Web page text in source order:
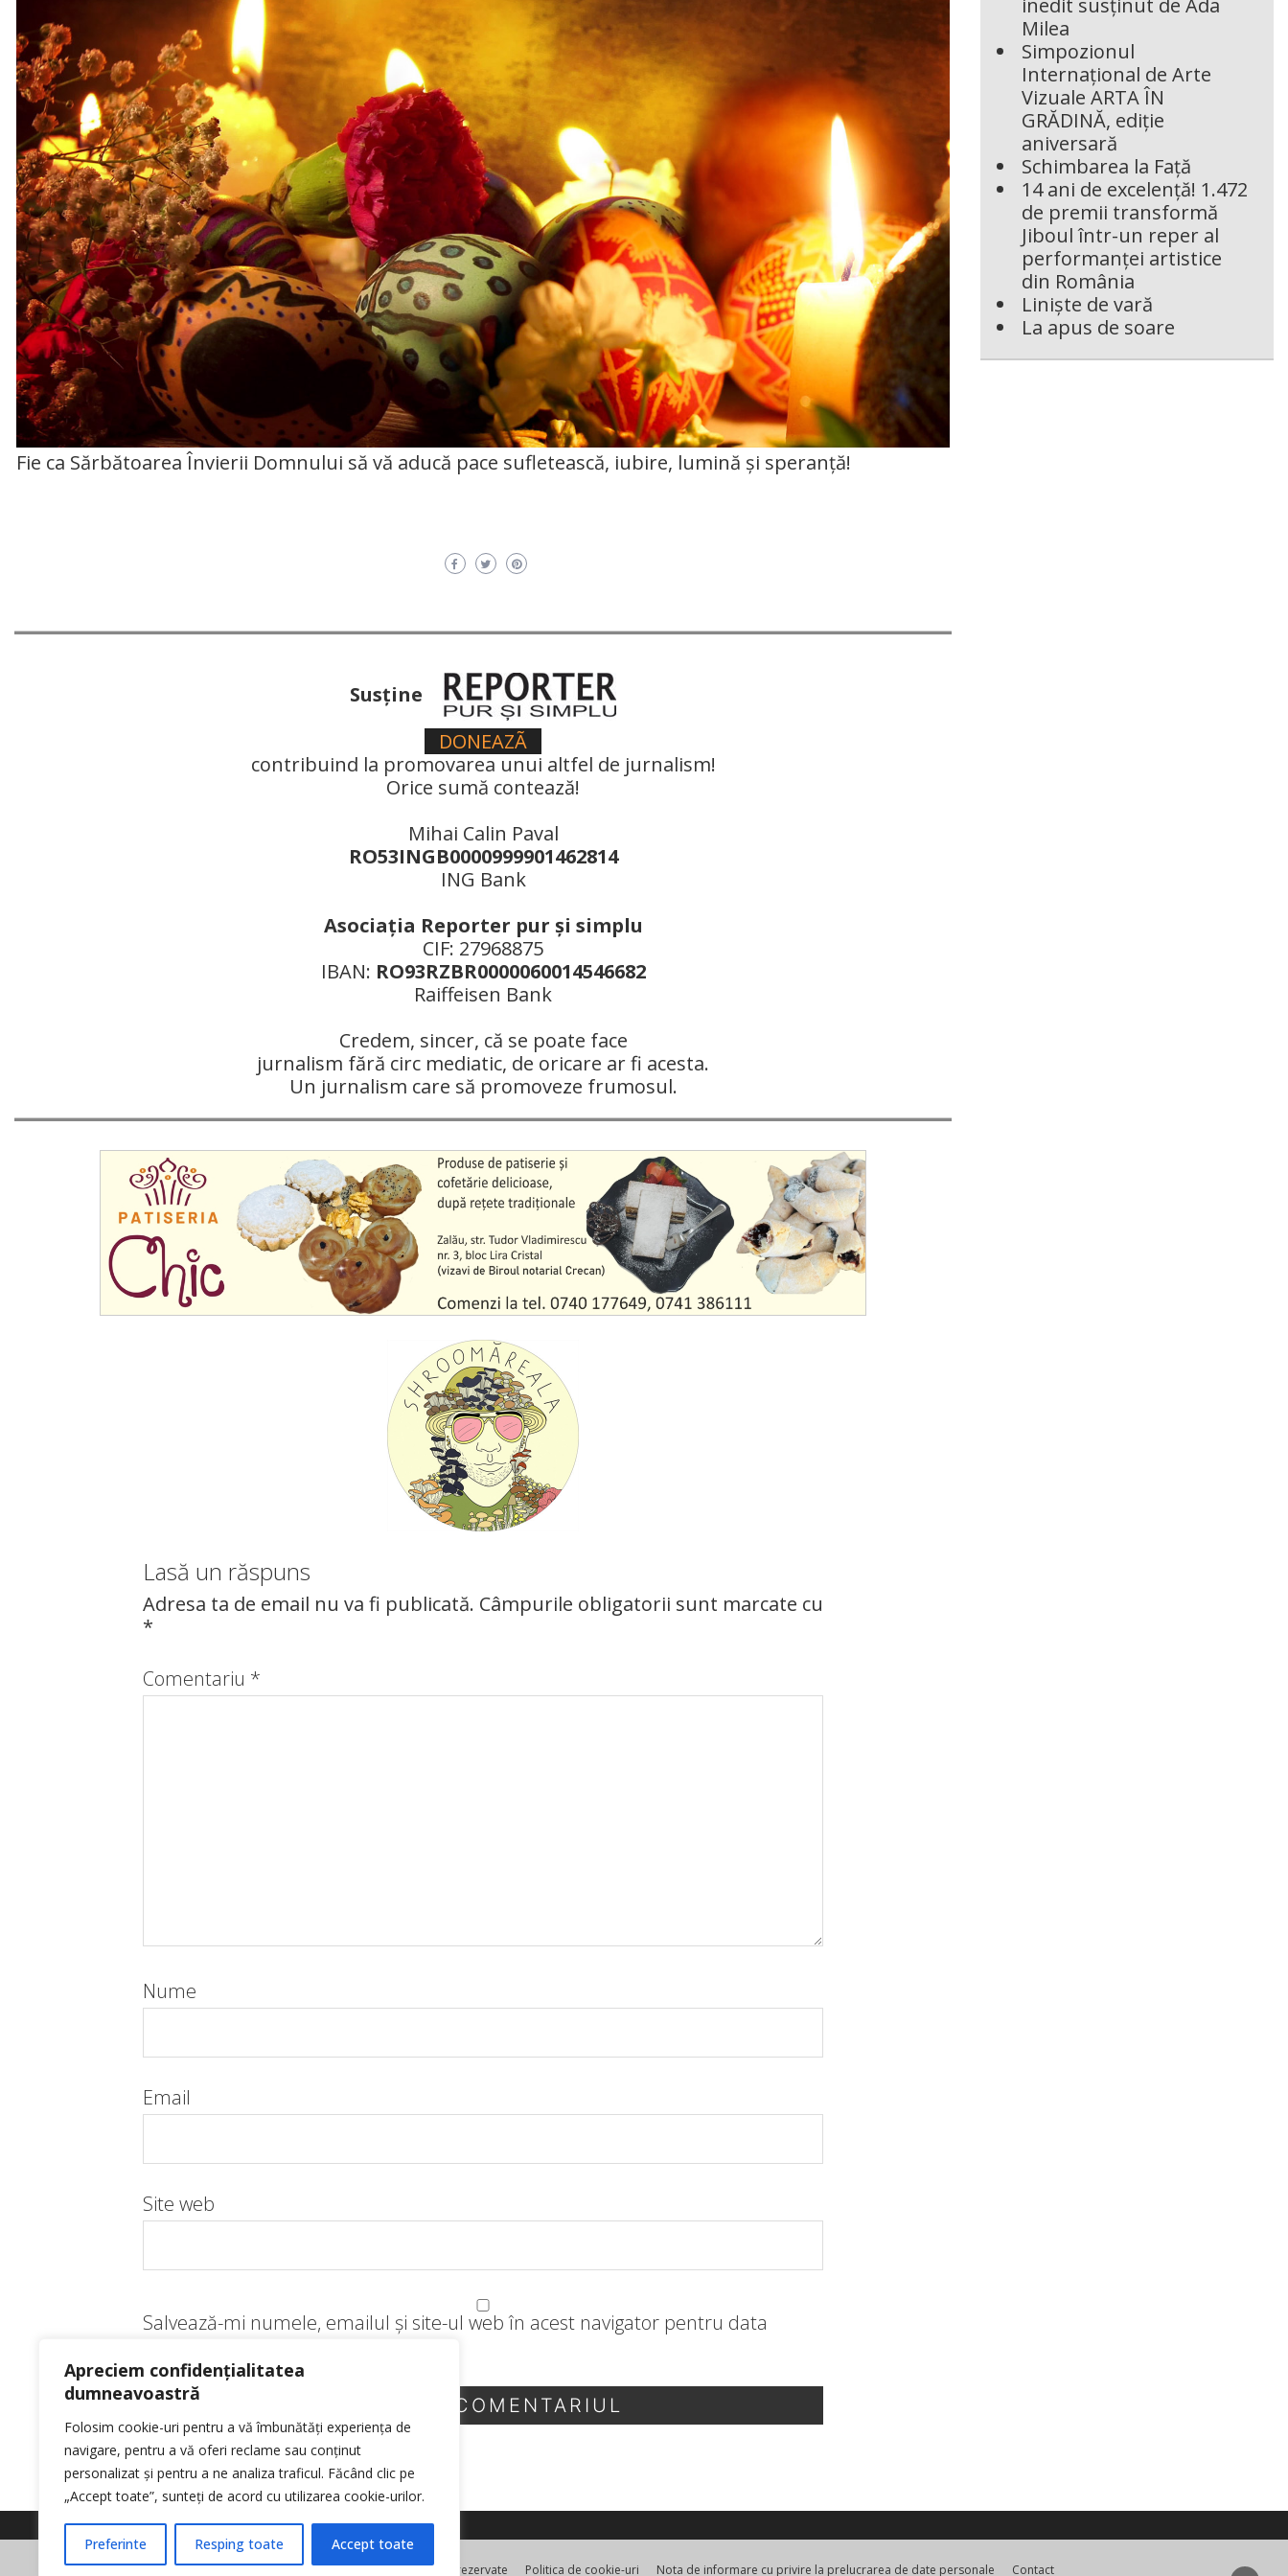
Apreciem confidențialitatea
dumneavoastră
Folosim cookie-uri pentru a vă îmbunătăți experiența de
navigare, pentru a vă oferi reclame sau conținut
personalizat și pentru a ne analiza traficul. Făcând clic pe
„Accept toate”, sunteți de acord cu utilizarea cookie-urilor.
Preferinte Resping toate Accept toate
Fie ca Sărbătoarea Învierii Domnului să vă aducă pace sufletească, iubire, lumină și speranță!
Susţine
DONEAZÃ
contribuind la promovarea unui altfel de jurnalism!
Orice sumă contează!
Mihai Calin Paval
RO53INGB0000999901462814
ING Bank
Asociaţia Reporter pur şi simplu
CIF: 27968875
IBAN: RO93RZBR0000060014546682
Raiffeisen Bank
Credem, sincer, că se poate face
jurnalism fără circ mediatic, de oricare ar fi acesta.
Un jurnalism care să promoveze frumosul.
Lasă un răspuns
Adresa ta de email nu va fi publicată. Câmpurile obligatorii sunt marcate cu
*
Comentariu *
Nume
Email
Site web
Salvează-mi numele, emailul și site-ul web în acest navigator pentru data
inedit susținut de Ada
Milea
Simpozionul
Internațional de Arte
Vizuale ARTA ÎN
GRĂDINĂ, ediție
aniversară
Schimbarea la Față
14 ani de excelență! 1.472
de premii transformă
Jiboul într-un reper al
performanței artistice
din România
Liniște de vară
La apus de soare
© Reporter pur si simplu- Toate drepturile rezervate Politica de cookie-uri Nota de informare cu privire la prelucrarea de date personale Contact